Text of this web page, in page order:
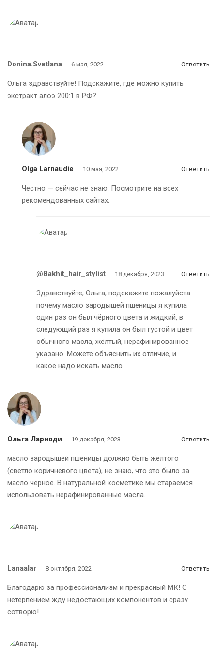
Donina.svetlana 6 мая, 2022 Ответить
Ольга здравствуйте! Подскажите, где можно купить
экстракт алоэ 200:1 в РФ?
Olga Larnaudie 10 мая, 2022 Ответить
Честно — сейчас не знаю. Посмотрите на всех
рекомендованных сайтах.
@bakhit_hair_stylist 18 декабря, 2023 Ответить
Здравствуйте, Ольга, подскажите пожалуйста
почему масло зародышей пшеницы я купила
один раз он был чёрного цвета и жидкий, в
следующий раз я купила он был густой и цвет
обычного масла, жёлтый, нерафинированное
указано. Можете объяснить их отличие, и
какое надо искать масло
Ольга Ларноди 19 декабря, 2023 Ответить
масло зародышей пшеницы должно быть желтого
(светло коричневого цвета), не знаю, что это было за
масло черное. В натуральной косметике мы стараемся
использовать нерафинированные масла.
Lanaalar 8 октября, 2022 Ответить
Благодарю за профессионализм и прекрасный МК! С
нетерпением жду недостающих компонентов и сразу
сотворю!